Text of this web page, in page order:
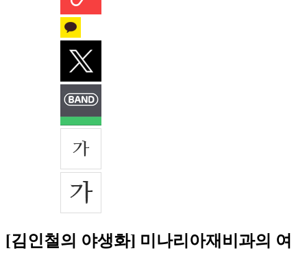
[김인철의 야생화] 미나리아재비과의 여